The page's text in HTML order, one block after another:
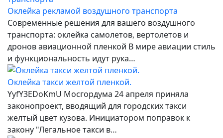
Оклейка рекламой воздушного транспорта
Современные решения для вашего воздушного
транспорта: оклейка самолетов, вертолетов и
дронов авиационной пленкой В мире авиации стиль
и функциональность идут рука…
Оклейка такси желтой пленкой.
YyfY3EDoKmU Мосгордума 24 апреля приняла
законопроект, вводящий для городских такси
желтый цвет кузова. Инициатором поправок к
закону "Легальное такси в…